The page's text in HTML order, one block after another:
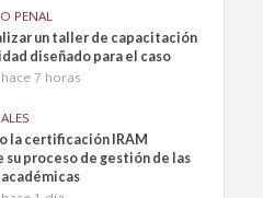
PENAL
un taller de capacitación
diseñado para el caso
7 horas
la certificación IRAM
su proceso de gestión de las